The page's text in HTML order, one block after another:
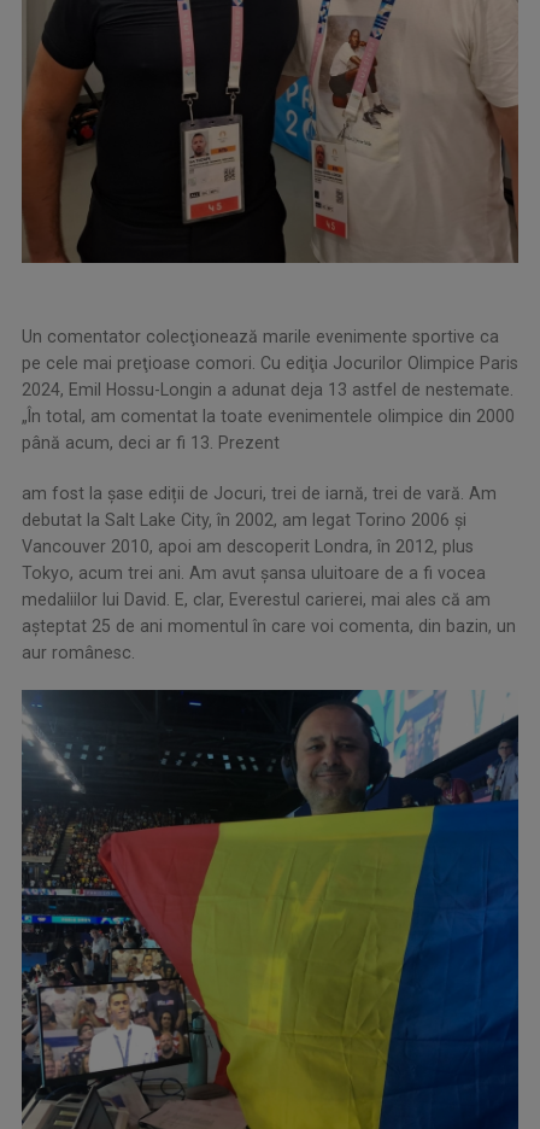
Un comentator colecţionează marile evenimente sportive ca
pe cele mai preţioase comori. Cu ediţia Jocurilor Olimpice Paris
2024, Emil Hossu-Longin a adunat deja 13 astfel de nestemate.
„În total, am comentat la toate evenimentele olimpice din 2000
până acum, deci ar fi 13. Prezent
am fost la șase ediții de Jocuri, trei de iarnă, trei de vară. Am
debutat la Salt Lake City, în 2002, am legat Torino 2006 și
Vancouver 2010, apoi am descoperit Londra, în 2012, plus
Tokyo, acum trei ani. Am avut șansa uluitoare de a fi vocea
medaliilor lui David. E, clar, Everestul carierei, mai ales că am
așteptat 25 de ani momentul în care voi comenta, din bazin, un
aur românesc.